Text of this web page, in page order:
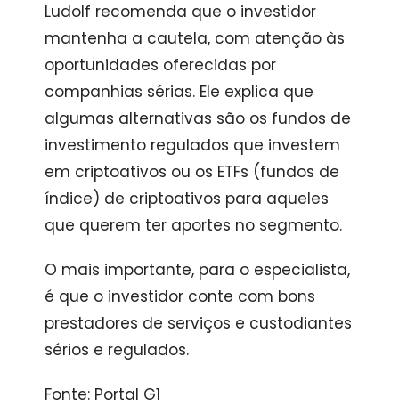
Ludolf recomenda que o investidor
mantenha a cautela, com atenção às
oportunidades oferecidas por
companhias sérias. Ele explica que
algumas alternativas são os fundos de
investimento regulados que investem
em criptoativos ou os ETFs (fundos de
índice) de criptoativos para aqueles
que querem ter aportes no segmento.
O mais importante, para o especialista,
é que o investidor conte com bons
prestadores de serviços e custodiantes
sérios e regulados.
Fonte: Portal G1